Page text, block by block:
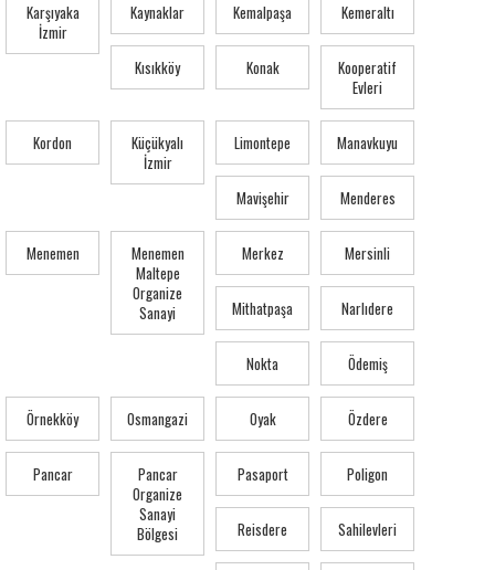
Karşıyaka
İzmir
Kaynaklar Kemalpaşa Kemeraltı
Kısıkköy Konak
Kooperatif
Evleri
Kordon
Küçükyalı
İzmir
Limontepe Manavkuyu
Mavişehir Menderes
Menemen
Menemen
Maltepe
Organize
Sanayi
Merkez Mersinli
Mithatpaşa Narlıdere
Nokta Ödemiş
Örnekköy Osmangazi Oyak Özdere
Pancar
Pancar
Organize
Sanayi
Bölgesi
Pasaport Poligon
Reisdere Sahilevleri